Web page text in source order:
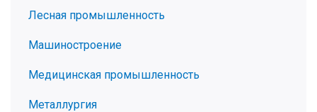
Лесная промышленность
Машиностроение
Медицинская промышленность
Металлургия